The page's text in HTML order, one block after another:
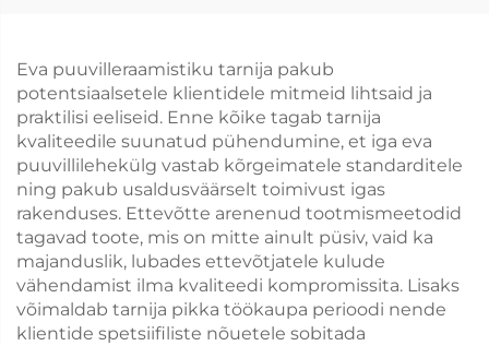
Eva puuvilleraamistiku tarnija pakub
potentsiaalsetele klientidele mitmeid lihtsaid ja
praktilisi eeliseid. Enne kõike tagab tarnija
kvaliteedile suunatud pühendumine, et iga eva
puuvillilehekülg vastab kõrgeimatele standarditele
ning pakub usaldusväärselt toimivust igas
rakenduses. Ettevõtte arenenud tootmismeetodid
tagavad toote, mis on mitte ainult püsiv, vaid ka
majanduslik, lubades ettevõtjatele kulude
vähendamist ilma kvaliteedi kompromissita. Lisaks
võimaldab tarnija pikka töökaupa perioodi nende
klientide spetsiifiliste nõuetele sobitada